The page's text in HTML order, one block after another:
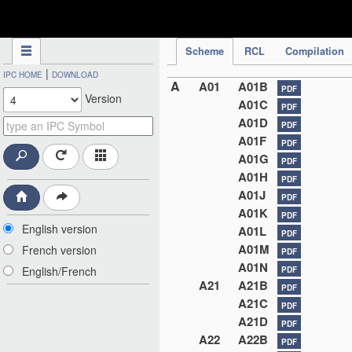
Scheme RCL Compilation
IPC HOME | DOWNLOAD
Version
English version
French version
English/French
A A01 A01B PDF
A01C PDF
A01D PDF
A01F PDF
A01G PDF
A01H PDF
A01J PDF
A01K PDF
A01L PDF
A01M PDF
A01N PDF
A21 A21B PDF
A21C PDF
A21D PDF
A22 A22B PDF